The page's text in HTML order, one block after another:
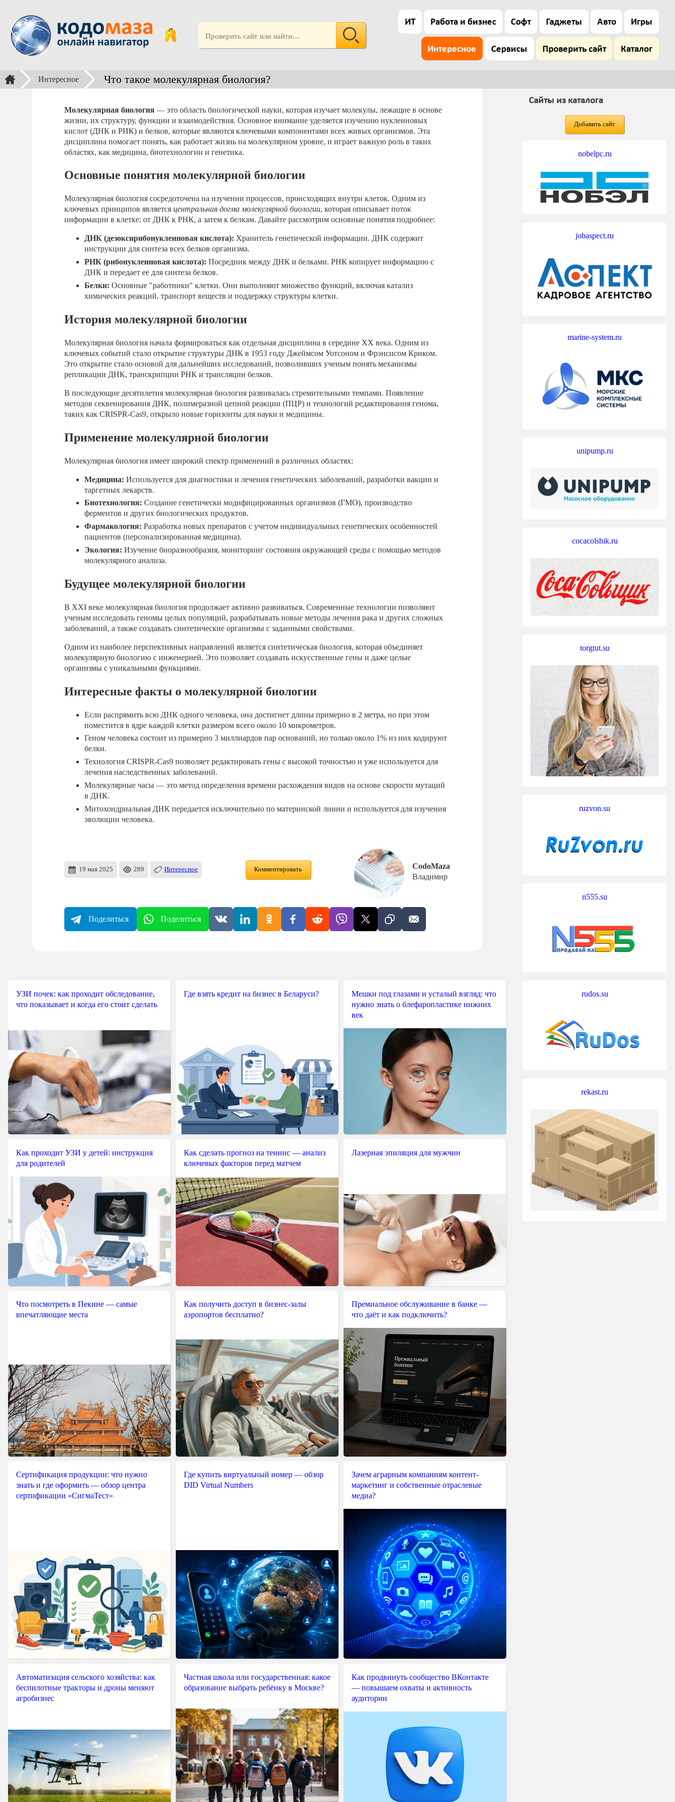
ИТ Работа и бизнес Софт Гаджеты Авто Игры
Интересное Сервисы Проверить сайт Каталог
Интересное Что такое молекулярная биология?
Молекулярная биология — это область биологической науки, которая изучает молекулы, лежащие в основе
жизни, их структуру, функции и взаимодействия. Основное внимание уделяется изучению нуклеиновых
кислот (ДНК и РНК) и белков, которые являются ключевыми компонентами всех живых организмов. Эта
дисциплина помогает понять, как работает жизнь на молекулярном уровне, и играет важную роль в таких
областях, как медицина, биотехнологии и генетика.
Основные понятия молекулярной биологии
Молекулярная биология сосредоточена на изучении процессов, происходящих внутри клеток. Одним из
ключевых принципов является центральная догма молекулярной биологии, которая описывает поток
информации в клетке: от ДНК к РНК, а затем к белкам. Давайте рассмотрим основные понятия подробнее:
ДНК (дезоксирибонуклеиновая кислота): Хранитель генетической информации. ДНК содержит
инструкции для синтеза всех белков организма.
РНК (рибонуклеиновая кислота): Посредник между ДНК и белками. РНК копирует информацию с
ДНК и передает ее для синтеза белков.
Белки: Основные "работники" клетки. Они выполняют множество функций, включая катализ
химических реакций, транспорт веществ и поддержку структуры клетки.
История молекулярной биологии
Молекулярная биология начала формироваться как отдельная дисциплина в середине XX века. Одним из
ключевых событий стало открытие структуры ДНК в 1953 году Джеймсом Уотсоном и Фрэнсисом Криком.
Это открытие стало основой для дальнейших исследований, позволивших ученым понять механизмы
репликации ДНК, транскрипции РНК и трансляции белков.
В последующие десятилетия молекулярная биология развивалась стремительными темпами. Появление
методов секвенирования ДНК, полимеразной цепной реакции (ПЦР) и технологий редактирования генома,
таких как CRISPR-Cas9, открыло новые горизонты для науки и медицины.
Применение молекулярной биологии
Молекулярная биология имеет широкий спектр применений в различных областях:
Медицина: Используется для диагностики и лечения генетических заболеваний, разработки вакцин и
таргетных лекарств.
Биотехнология: Создание генетически модифицированных организмов (ГМО), производство
ферментов и других биологических продуктов.
Фармакология: Разработка новых препаратов с учетом индивидуальных генетических особенностей
пациентов (персонализированная медицина).
Экология: Изучение биоразнообразия, мониторинг состояния окружающей среды с помощью методов
молекулярного анализа.
Будущее молекулярной биологии
В XXI веке молекулярная биология продолжает активно развиваться. Современные технологии позволяют
ученым исследовать геномы целых популяций, разрабатывать новые методы лечения рака и других сложных
заболеваний, а также создавать синтетические организмы с заданными свойствами.
Одним из наиболее перспективных направлений является синтетическая биология, которая объединяет
молекулярную биологию с инженерией. Это позволяет создавать искусственные гены и даже целые
организмы с уникальными функциями.
Интересные факты о молекулярной биологии
Если распрямить всю ДНК одного человека, она достигнет длины примерно в 2 метра, но при этом
поместится в ядре каждой клетки размером всего около 10 микрометров.
Геном человека состоит из примерно 3 миллиардов пар оснований, но только около 1% из них кодируют
белки.
Технология CRISPR-Cas9 позволяет редактировать гены с высокой точностью и уже используется для
лечения наследственных заболеваний.
Молекулярные часы — это метод определения времени расхождения видов на основе скорости мутаций
в ДНК.
Митохондриальная ДНК передается исключительно по материнской линии и используется для изучения
эволюции человека.
19 мая 2025 289 Интересное Комментировать
CodoMaza
Владимир
Поделиться Поделиться
УЗИ почек: как проходит обследование,
что показывает и когда его стоит сделать
Где взять кредит на бизнес в Беларуси?
Мешки под глазами и усталый взгляд: что
нужно знать о блефаропластике нижних
век
Как проходит УЗИ у детей: инструкция
для родителей
Как сделать прогноз на теннис — анализ
ключевых факторов перед матчем
Лазерная эпиляция для мужчин
Что посмотреть в Пекине — самые
впечатляющие места
Как получить доступ в бизнес-залы
аэропортов бесплатно?
Премиальное обслуживание в банке —
что даёт и как подключить?
Сертификация продукции: что нужно
знать и где оформить — обзор центра
сертификации «СигмаТест»
Где купить виртуальный номер — обзор
DID Virtual Numbers
Зачем аграрным компаниям контент-
маркетинг и собственные отраслевые
медиа?
Автоматизация сельского хозяйства: как
беспилотные тракторы и дроны меняют
агробизнес
Частная школа или государственная: какое
образование выбрать ребёнку в Москве?
Как продвинуть сообщество ВКонтакте
— повышаем охваты и активность
аудитории
Сайты из каталога
Добавить сайт
nobelpc.ru
jobaspect.ru
marine-system.ru
unipump.ru
cocacolshik.ru
torgtut.su
ruzvon.su
n555.su
rudos.su
rekast.ru